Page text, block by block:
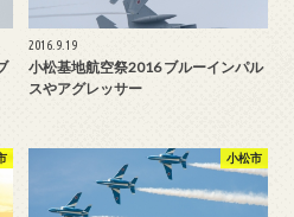
2016.9.19
小松基地航空祭2016 ブルーインパル
スやアグレッサー
小松市